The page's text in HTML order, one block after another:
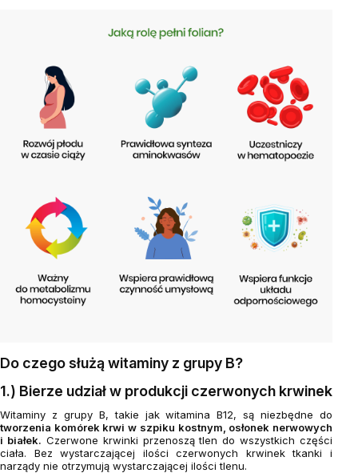
Do czego służą witaminy z grupy B?
1.) Bierze udział w produkcji czerwonych krwinek
Witaminy z grupy B, takie jak witamina B12, są niezbędne do
tworzenia komórek krwi w szpiku kostnym, osłonek nerwowych
i białek. Czerwone krwinki przenoszą tlen do wszystkich części
ciała. Bez wystarczającej ilości czerwonych krwinek tkanki i
narządy nie otrzymują wystarczającej ilości tlenu.